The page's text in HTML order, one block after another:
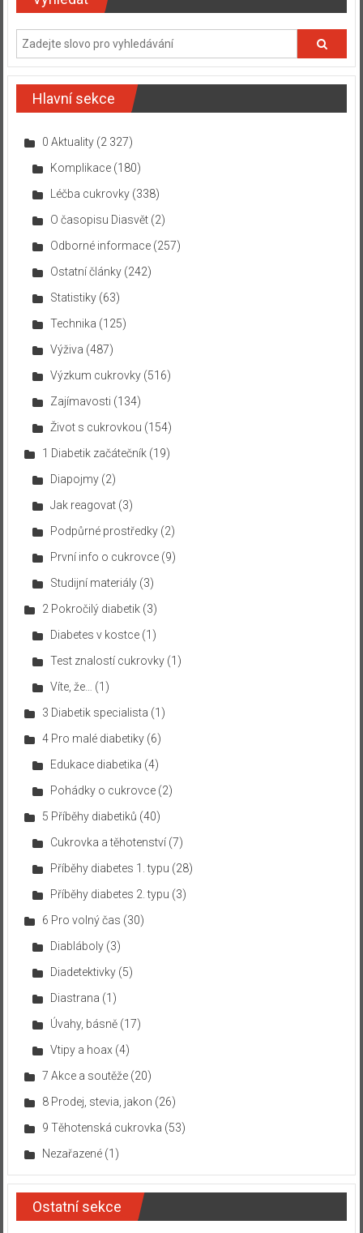
Hlavní sekce
0 Aktuality(2 327)
Komplikace(180)
Léčba cukrovky(338)
O časopisu Diasvět(2)
Odborné informace(257)
Ostatní články(242)
Statistiky(63)
Technika (125)
Výživa (487)
Výzkum cukrovky(516)
Zajímavosti (134)
Život s cukrovkou (154)
1 Diabetik začátečník(19)
Diapojmy(2)
Jak reagovat(3)
Podpůrné prostředky(2)
První info o cukrovce(9)
Studijní materiály(3)
2 Pokročilý diabetik(3)
Diabetes v kostce(1)
Test znalostí cukrovky(1)
Víte, že…
(1)
3 Diabetik specialista (1)
4 Pro malé diabetiky(6)
Edukace diabetika (4)
Pohádky o cukrovce(2)
5 Příběhy diabetiků (40)
Cukrovka a těhotenství(7)
Příběhy diabetes 1. typu (28)
Příběhy diabetes 2. typu (3)
6 Pro volný čas (30)
Diabláboly(3)
Diadetektivky(5)
Diastrana (1)
Úvahy, básně(17)
Vtipy a hoax (4)
7 Akce a soutěže(20)
8 Prodej, stevia, jakon (26)
9 Těhotenská cukrovka (53)
Nezařazené(1)
Ostatní sekce